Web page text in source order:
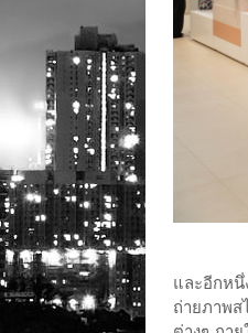
และอีกหนึ่
ถ่ายภาพส